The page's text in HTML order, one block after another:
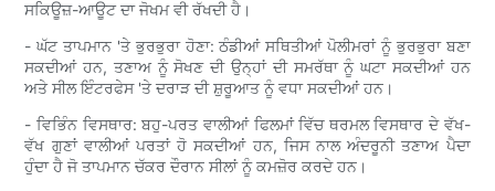
ਸਕਿਊਜ਼-ਆਊਟ ਦਾ ਜੋਖਮ ਵੀ ਰੱਖਦੀ ਹੈ।
- ਘੱਟ ਤਾਪਮਾਨ 'ਤੇ ਭੁਰਭੁਰਾ ਹੋਣਾ: ਠੰਡੀਆਂ ਸਥਿਤੀਆਂ ਪੋਲੀਮਰਾਂ ਨੂੰ ਭੁਰਭੁਰਾ ਬਣਾ
ਸਕਦੀਆਂ ਹਨ, ਤਣਾਅ ਨੂੰ ਸੋਖਣ ਦੀ ਉਨ੍ਹਾਂ ਦੀ ਸਮਰੱਥਾ ਨੂੰ ਘਟਾ ਸਕਦੀਆਂ ਹਨ
ਅਤੇ ਸੀਲ ਇੰਟਰਫੇਸ 'ਤੇ ਦਰਾੜ ਦੀ ਸ਼ੁਰੂਆਤ ਨੂੰ ਵਧਾ ਸਕਦੀਆਂ ਹਨ।
- ਵਿਭਿੰਨ ਵਿਸਥਾਰ: ਬਹੁ-ਪਰਤ ਵਾਲੀਆਂ ਫਿਲਮਾਂ ਵਿੱਚ ਥਰਮਲ ਵਿਸਥਾਰ ਦੇ ਵੱਖ-
ਵੱਖ ਗੁਣਾਂ ਵਾਲੀਆਂ ਪਰਤਾਂ ਹੋ ਸਕਦੀਆਂ ਹਨ, ਜਿਸ ਨਾਲ ਅੰਦਰੂਨੀ ਤਣਾਅ ਪੈਦਾ
ਹੁੰਦਾ ਹੈ ਜੋ ਤਾਪਮਾਨ ਚੱਕਰ ਦੌਰਾਨ ਸੀਲਾਂ ਨੂੰ ਕਮਜ਼ੋਰ ਕਰਦੇ ਹਨ।